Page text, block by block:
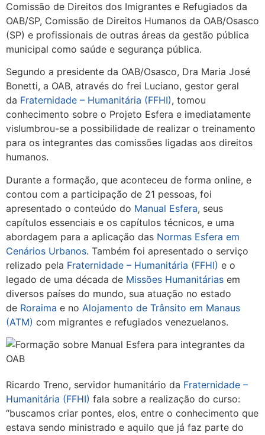
Comissão de Direitos dos Imigrantes e Refugiados da
OAB/SP, Comissão de Direitos Humanos da OAB/Osasco
(SP) e profissionais de outras áreas da gestão pública
municipal como saúde e segurança pública.
Segundo a presidente da OAB/Osasco, Dra Maria José
Bonetti, a OAB, através do frei Luciano, gestor geral
da Fraternidade – Humanitária (FFHI), tomou
conhecimento sobre o Projeto Esfera e imediatamente
vislumbrou-se a possibilidade de realizar o treinamento
para os integrantes das comissões ligadas aos direitos
humanos.
Durante a formação, que aconteceu de forma online, e
contou com a participação de 21 pessoas, foi
apresentado o conteúdo do Manual Esfera, seus
capítulos essenciais e os capítulos técnicos, e uma
abordagem para a aplicação das Normas Esfera em
Cenários Urbanos. Também foi apresentado o serviço
relizado pela Fraternidade – Humanitária (FFHI) e o
legado de uma década de Missões Humanitárias em
diversos países do mundo, sua atuação no estado
de Roraima e no Alojamento de Trânsito em Manaus
(ATM) com migrantes e refugiados venezuelanos.
Ricardo Treno, servidor humanitário da Fraternidade –
Humanitária (FFHI) fala sobre a realização do curso:
“buscamos criar pontes, elos, entre o conhecimento que
estava sendo ministrado e aquilo que já faz parte do